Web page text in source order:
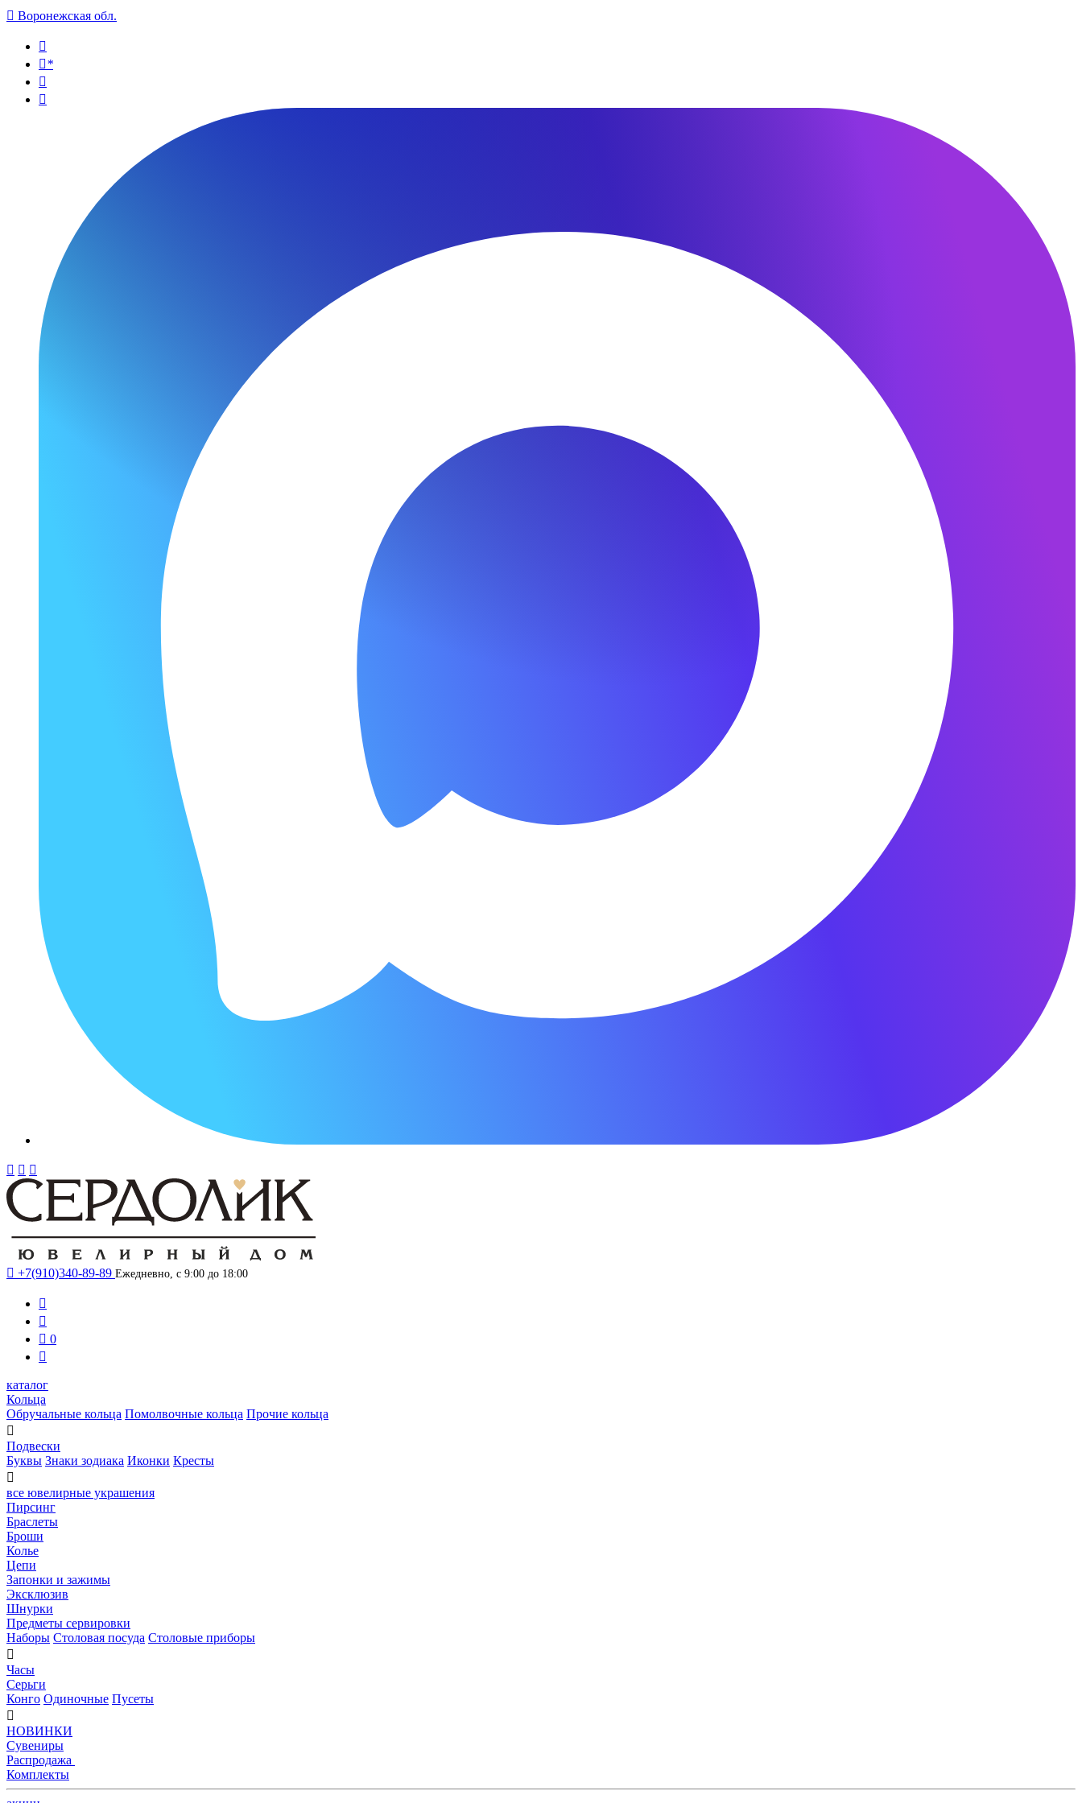
 Воронежская обл.

*


  
 +7(910)340-89-89 Ежедневно, с 9:00 до 18:00


 0

каталог
Кольца
Обручальные кольца Помолвочные кольца Прочие кольца

Подвески
Буквы Знаки зодиака Иконки Кресты

все ювелирные украшения
Пирсинг
Браслеты
Броши
Колье
Цепи
Запонки и зажимы
Эксклюзив
Шнурки
Предметы сервировки
Наборы Столовая посуда Столовые приборы

Часы
Серьги
Конго Одиночные Пусеты

НОВИНКИ
Сувениры
Распродажа
Комплекты